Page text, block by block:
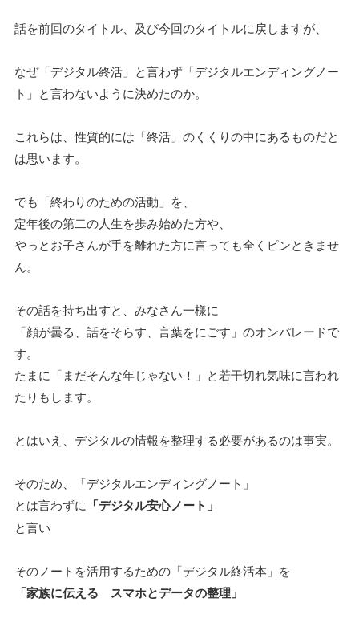
話を前回のタイトル、及び今回のタイトルに戻しますが、
なぜ「デジタル終活」と言わず「デジタルエンディングノー
ト」と言わないように決めたのか。
これらは、性質的には「終活」のくくりの中にあるものだと
は思います。
でも「終わりのための活動」を、
定年後の第二の人生を歩み始めた方や、
やっとお子さんが手を離れた方に言っても全くピンときませ
ん。
その話を持ち出すと、みなさん一様に
「顔が曇る、話をそらす、言葉をにごす」のオンパレードで
す。
たまに「まだそんな年じゃない！」と若干切れ気味に言われ
たりもします。
とはいえ、デジタルの情報を整理する必要があるのは事実。
そのため、「デジタルエンディングノート」
とは言わずに 「デジタル安心ノート」
と言い
そのノートを活用するための「デジタル終活本」を
「家族に伝える スマホとデータの整理」